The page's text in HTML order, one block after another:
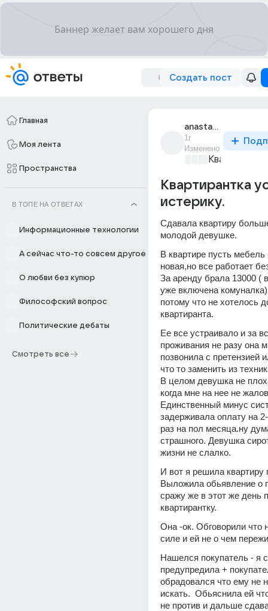
Создать пост
Главная
Моя лента
Пространства
В ТОПЕ НА ОТВЕТАХ
Информационные технологии
А сейчас что-то совсем другое
О любви без купюр
Философский вопрос
Политические дебаты
Смотреть все
anastasiia_71762
1г
Изменено
Квадратные
Квартирантка
истерику.
Сдавала квартиру
молодой девушке.
В квартире пусть мебель
новая,но все работает
За аренду брала 13000 (
уже включена
потому что не хотелось
квартиранта.
Ее все устраивало и за
проживания не разу она
позвонила с претензией
что то заменить из
В целом девушка не
когда мне на нее не
Единственный минус
задерживала оплату на
раз на пол месяца.ну
страшного. Девушка
жизни не слалко.
И вот я решила квартиру
Выложила обьявление о
сражу же в этот же день
квартирантку.
Она -ок. Обговорили что
силе и ей не о чем
Нашелся покупатель - я
предупредила +
обрадовался что ему не
искать.  Обьяснила ей
не против и дальше